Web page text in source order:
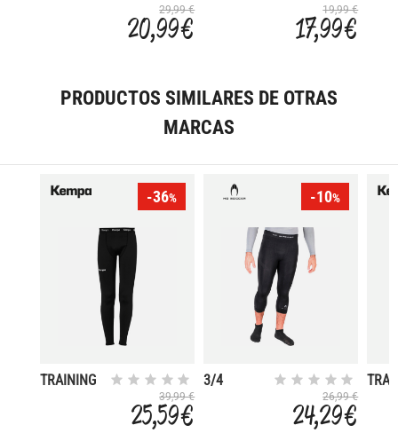
29,99 €
20,99 €
19,99 €
17,99 €
PRODUCTOS SIMILARES DE OTRAS
MARCAS
-36%
TRAINING
39,99 €
25,59 €
-10%
3/4
26,99 €
24,29 €